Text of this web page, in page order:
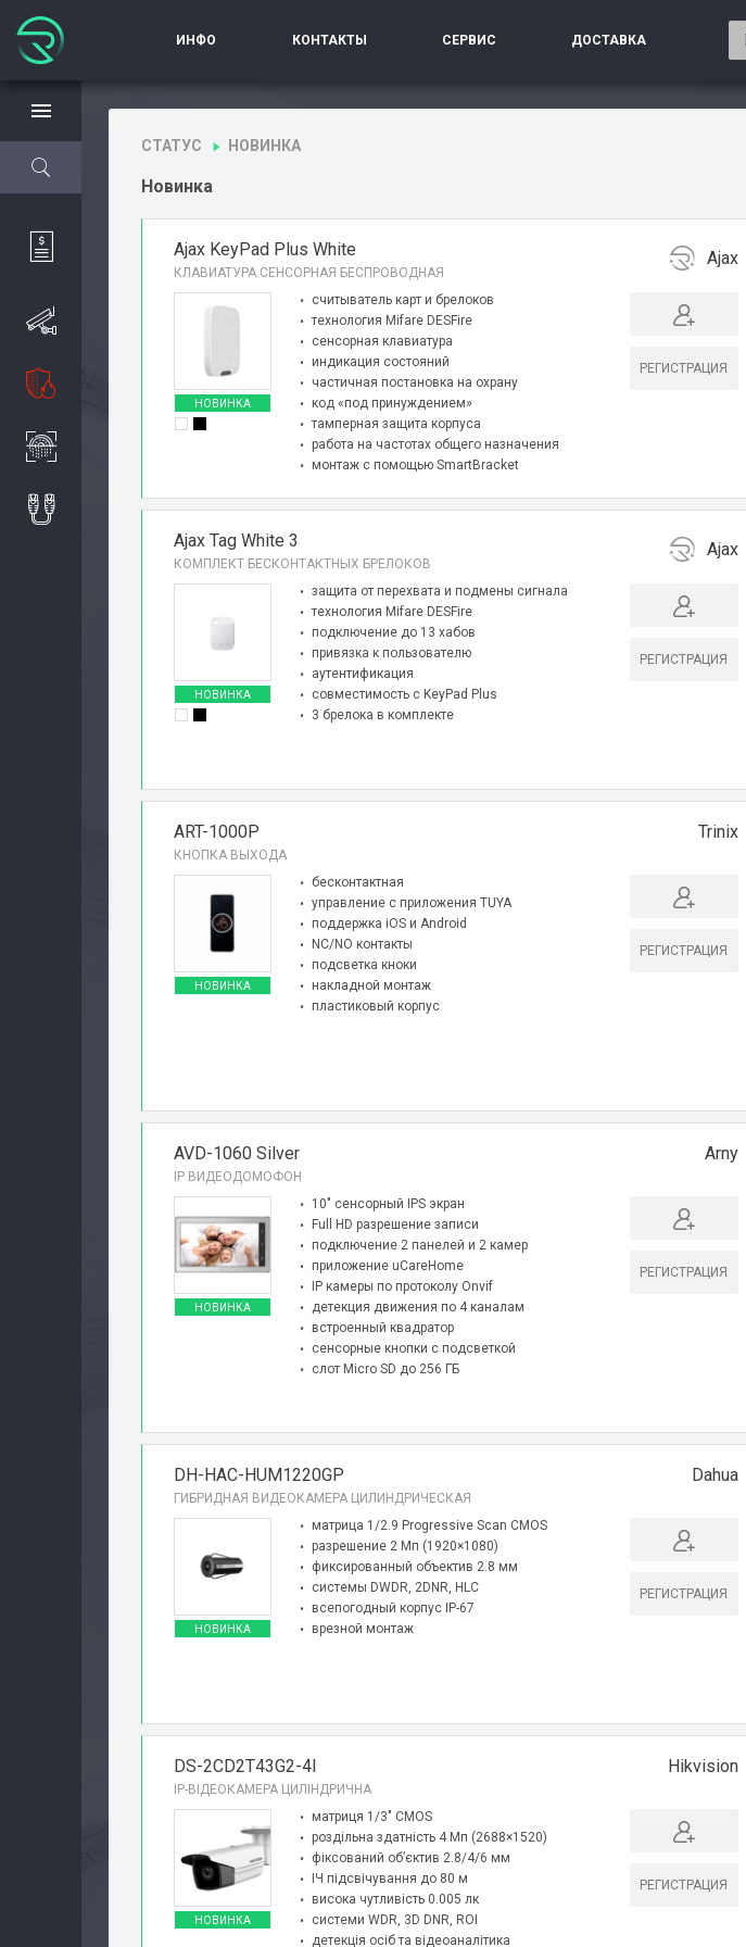
ИНФО КОНТАКТЫ СЕРВИС ДОСТАВКА
Авторизация
Каталог
Производители
Доставка
Контакты
СТАТУС НОВИНКА
Новинка
Ajax KeyPad Plus White
КЛАВИАТУРА СЕНСОРНАЯ БЕСПРОВОДНАЯ
Ajax
НОВИНКА
считыватель карт и брелоков
технология Mifare DESFire
сенсорная клавиатура
индикация состояний
частичная постановка на охрану
код «под принуждением»
тамперная защита корпуса
работа на частотах общего назначения
монтаж с помощью SmartBracket
РЕГИСТРАЦИЯ
Ajax Tag White 3
КОМПЛЕКТ БЕСКОНТАКТНЫХ БРЕЛОКОВ
Ajax
НОВИНКА
защита от перехвата и подмены сигнала
технология Mifare DESFire
подключение до 13 хабов
привязка к пользователю
аутентификация
совместимость с KeyPad Plus
3 брелока в комплекте
РЕГИСТРАЦИЯ
ART-1000P
КНОПКА ВЫХОДА
Trinix
НОВИНКА
бесконтактная
управление с приложения TUYA
поддержка iOS и Android
NC/NO контакты
подсветка кноки
накладной монтаж
пластиковый корпус
РЕГИСТРАЦИЯ
AVD-1060 Silver
IP ВИДЕОДОМОФОН
Arny
НОВИНКА
10″ сенсорный IPS экран
Full HD разрешение записи
подключение 2 панелей и 2 камер
приложение uCareHome
IP камеры по протоколу Onvif
детекция движения по 4 каналам
встроенный квадратор
сенсорные кнопки с подсветкой
слот Micro SD до 256 ГБ
РЕГИСТРАЦИЯ
DH-HAC-HUM1220GP
ГИБРИДНАЯ ВИДЕОКАМЕРА ЦИЛИНДРИЧЕСКАЯ
Dahua
НОВИНКА
матрица 1/2.9 Progressive Scan CMOS
разрешение 2 Мп (1920×1080)
фиксированный объектив 2.8 мм
системы DWDR, 2DNR, HLC
всепогодный корпус IP-67
врезной монтаж
РЕГИСТРАЦИЯ
DS-2CD2T43G2-4I
IP-ВІДЕОКАМЕРА ЦИЛІНДРИЧНА
Hikvision
НОВИНКА
матриця 1/3″ CMOS
роздільна здатність 4 Мп (2688×1520)
фіксований об’єктив 2.8/4/6 мм
ІЧ підсвічування до 80 м
висока чутливість 0.005 лк
системи WDR, 3D DNR, ROI
детекція осіб та відеоаналітика
РЕГИСТРАЦИЯ